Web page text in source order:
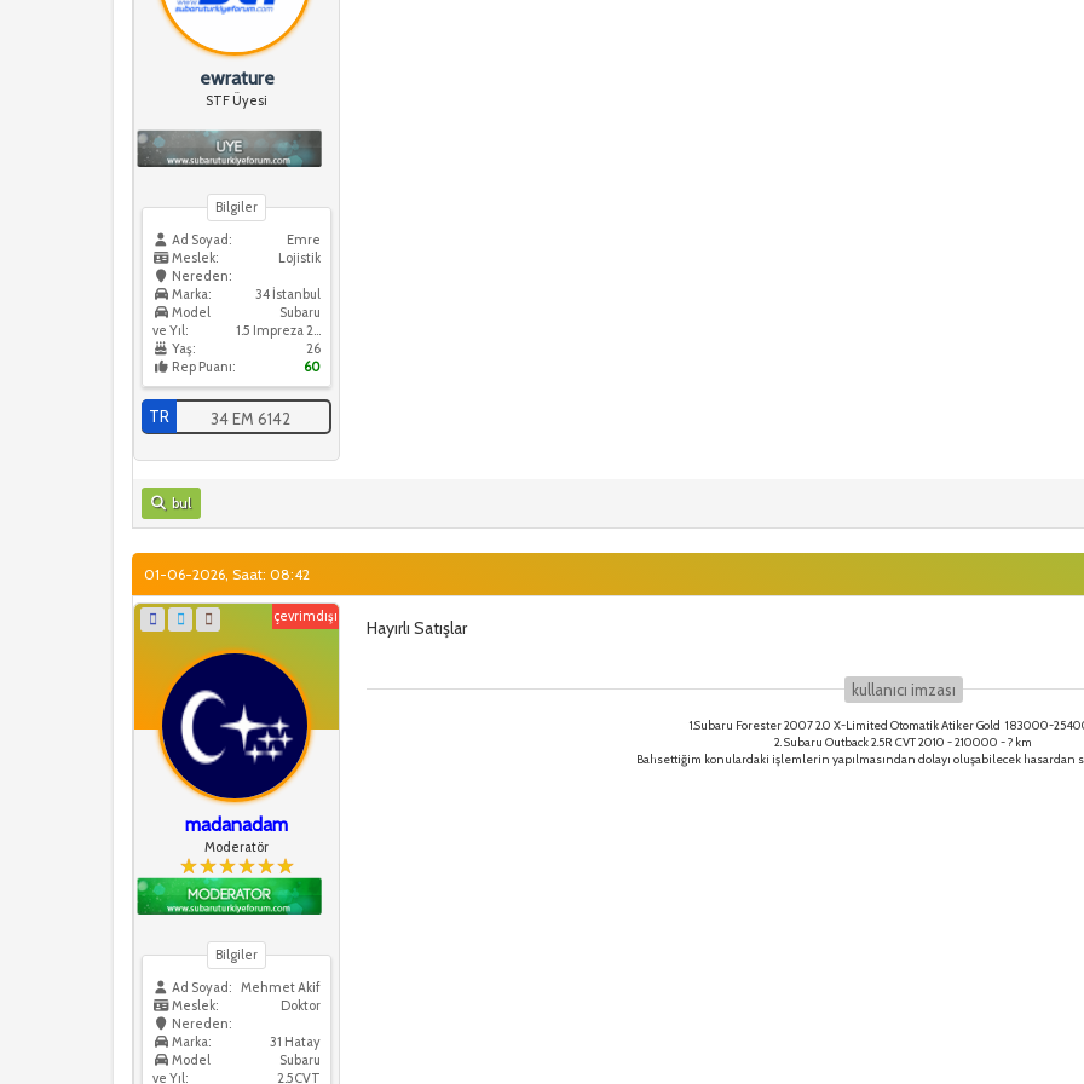
ewrature
STF Üyesi
Bilgiler
Ad Soyad:
Emre
Meslek:
Lojistik
Nereden:
34 İstanbul
Marka:
Subaru
Model
ve Yıl:
1.5 Impreza 2008
Yaş:
26
Rep Puanı:
60
TR 34 EM 6142
bul
01-06-2026, Saat: 08:42
çevrimdışı
madanadam
Moderatör
Bilgiler
Ad Soyad: Mehmet Akif
Meslek:
Doktor
Nereden:
31 Hatay
Marka:
Subaru
Model
ve Yıl:
2.5CVT
Hayırlı Satışlar
kullanıcı i̇mzası
1.Subaru Forester 2007 2.0 X-Limited Otomatik Atiker Gold 183000-
2. Subaru Outback 2.5R CVT 2010 - 210000 - ? km
Bahsettiğim konulardaki işlemlerin yapılmasından dolayı oluşabilecek hasardan